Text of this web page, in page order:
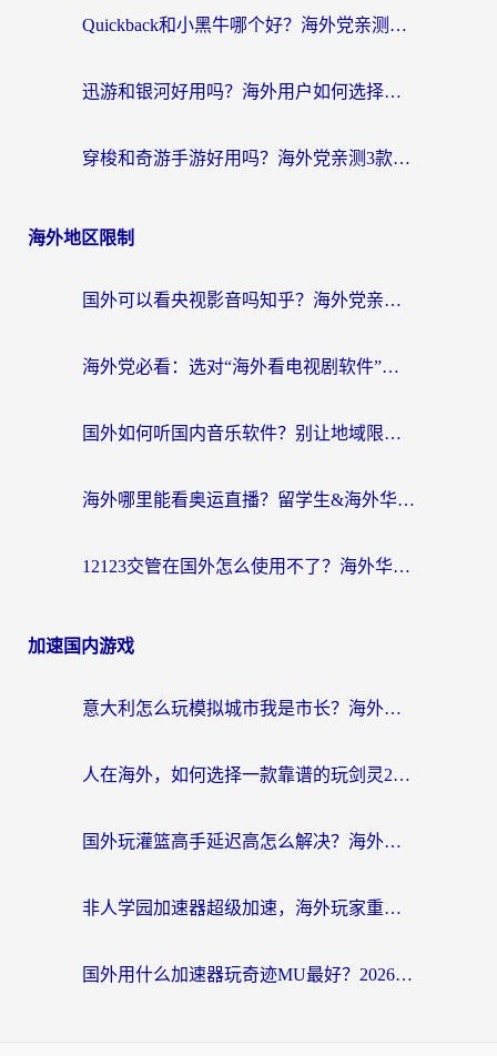
Quickback和小黑牛哪个好？海外党亲测指南，选对回国加速器秒回国内
迅游和银河好用吗？海外用户如何选择回国加速器实现无缝访问国内资源
穿梭和奇游手游好用吗？海外党亲测3款回国加速器，附蜜蜂加速器七天试用攻略
海外地区限制
国外可以看央视影音吗知乎？海外党亲测有效的回国加速方案
海外党必看：选对“海外看电视剧软件”，再也不用愁国内剧刷不了
国外如何听国内音乐软件？别让地域限制，断了你的中文歌单
海外哪里能看奥运直播？留学生&海外华人必看的体育赛事观赛终极指南
12123交管在国外怎么使用不了？海外华人必看的无缝访问国内资源指南
加速国内游戏
意大利怎么玩模拟城市我是市长？海外党国服游戏加速终极攻略（附三国3量子特攻解决办法）
人在海外，如何选择一款靠谱的玩剑灵2加速器？
国外玩灌篮高手延迟高怎么解决？海外玩家国服游戏加速终极指南
非人学园加速器超级加速，海外玩家重返国服的通行证
国外用什么加速器玩奇迹MU最好？2026海外玩家国服游戏加速全攻略